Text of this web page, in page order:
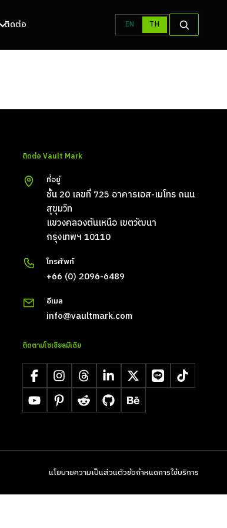
ติดต่อ EN TH
ติดต่อ Vault Mark
ที่อยู่
ชั้น 20 เลขที่ 725 อาคารเอส-เมโทร ถนน
สุขุมวิท
แขวงคลองตันเหนือ เขตวัฒนา
กรุงเทพฯ 10110
โทรศัพท์
+66 (0) 2096-6489
อีเมล
info@vaultmark.com
ติดตามโซเชียลมีเดีย
FacebookInstagram
ThreadsLinkedIn
X LINETikTok
YouTubePinterest
RedditGitHubBehance
นโยบายความเป็นส่วนตัวข้อกำหนดการใช้บริการ